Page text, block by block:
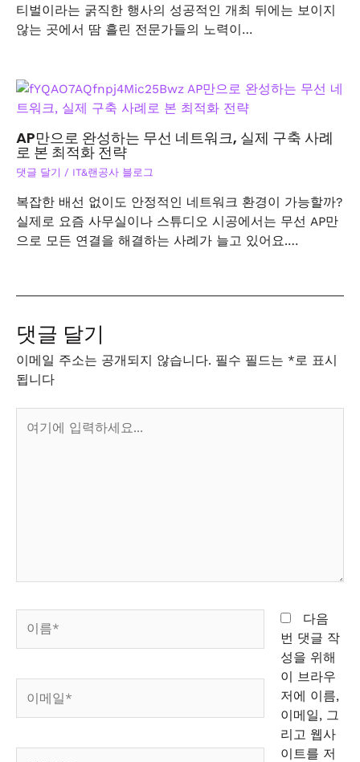
티벌이라는 굵직한 행사의 성공적인 개최 뒤에는 보이지
않는 곳에서 땀 흘린 전문가들의 노력이…
AP만으로 완성하는 무선 네트워크, 실제 구축 사례
로 본 최적화 전략
댓글 달기 / IT&랜공사 블로그
복잡한 배선 없이도 안정적인 네트워크 환경이 가능할까?
실제로 요즘 사무실이나 스튜디오 시공에서는 무선 AP만
으로 모든 연결을 해결하는 사례가 늘고 있어요.…
댓글 달기
이메일 주소는 공개되지 않습니다. 필수 필드는 *로 표시
됩니다
*
다음
번 댓글 작
성을 위해
이 브라우
저에 이름,
이메일, 그
리고 웹사
이트를 저